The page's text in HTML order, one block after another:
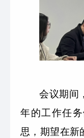
会议期间
年的工作任
思，期望在新